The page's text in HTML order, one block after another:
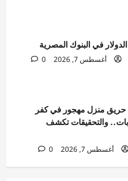
منزل مهجور في كفر
والتحقيقات تكشف
العثور على رجل مُقيد
داخل منزله والأمن يكثف
أغسطس 7, 2026 0